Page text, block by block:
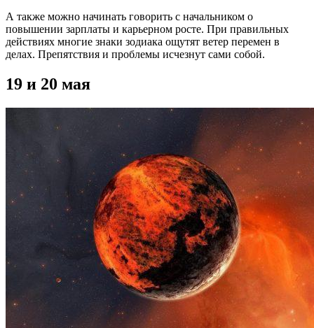
А также можно начинать говорить с начальником о
повышении зарплаты и карьерном росте. При правильных
действиях многие знаки зодиака ощутят ветер перемен в
делах. Препятствия и проблемы исчезнут сами собой.
19 и 20 мая